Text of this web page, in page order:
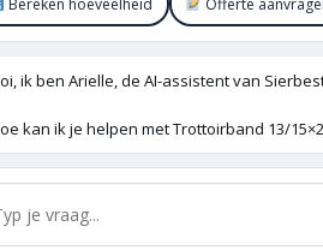
ik ben Arielle, de AI-assistent van
kan ik je helpen met Trottoirband 13/